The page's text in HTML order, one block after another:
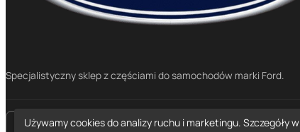
Specjalistyczny sklep z częściami do samochodów marki Ford.
placeMapa dojazdu
Używamy cookies do analizy ruchu i marketingu. Szczegóły w